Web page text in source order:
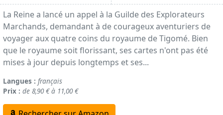
La Reine a lancé un appel à la Guilde des Explorateurs
Marchands, demandant à de courageux aventuriers de
voyager aux quatre coins du royaume de Tigomé. Bien
que le royaume soit florissant, ses cartes n'ont pas été
mises à jour depuis longtemps et ses...
Langues : français
Prix : de 8,90 € à 11,00 €